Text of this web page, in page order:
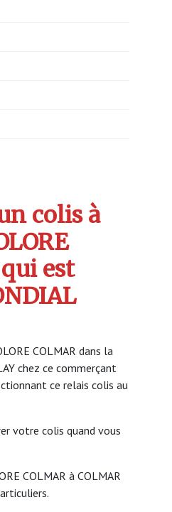
colis à
est
COLMAR dans la
chez ce commerçant
ce relais colis au
votre colis quand vous
COLMAR à COLMAR